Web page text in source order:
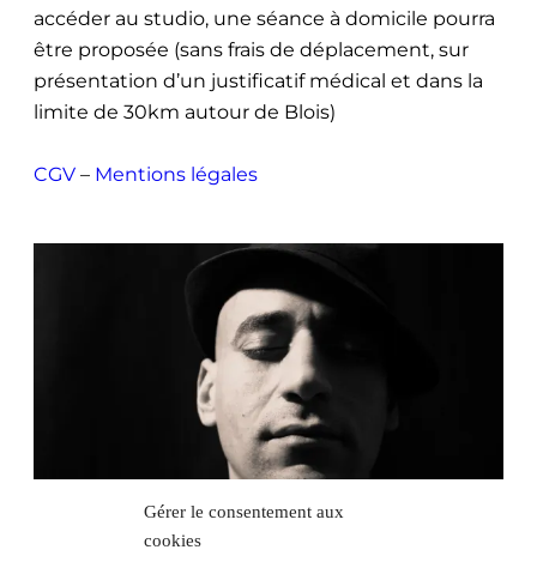
Gérer le consentement aux
cookies
accéder au studio, une séance à domicile pourra
être proposée (sans frais de déplacement, sur
présentation d’un justificatif médical et dans la
limite de 30km autour de Blois)
CGV – Mentions légales